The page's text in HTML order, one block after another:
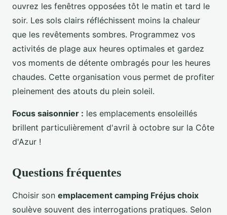
ouvrez les fenêtres opposées tôt le matin et tard le
soir. Les sols clairs réfléchissent moins la chaleur
que les revêtements sombres. Programmez vos
activités de plage aux heures optimales et gardez
vos moments de détente ombragés pour les heures
chaudes. Cette organisation vous permet de profiter
pleinement des atouts du plein soleil.
Focus saisonnier : les emplacements ensoleillés
brillent particulièrement d'avril à octobre sur la Côte
d'Azur !
Questions fréquentes
Choisir son emplacement camping Fréjus choix
soulève souvent des interrogations pratiques. Selon